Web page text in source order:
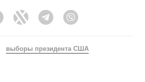
FacebookTwitter Telegram
выборы президента США